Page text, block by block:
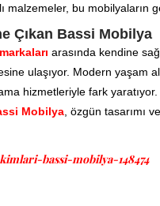
malzemeler, bu mobilyaların
Çıkan Bassi Mobilya
arasında kendine
ulaşıyor. Modern yaşam
hizmetleriyle fark
Mobilya, özgün tasarımı
bassi-mobilya-148474